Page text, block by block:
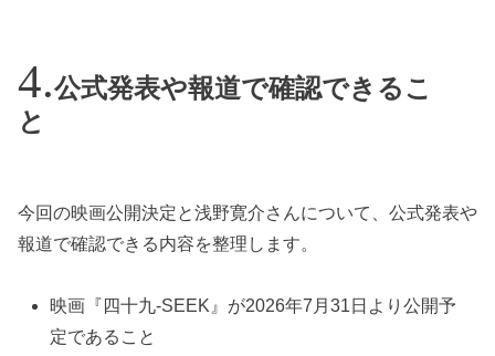
公式発表や報道で確認できるこ
と
今回の映画公開決定と浅野寛介さんについて、公式発表や
報道で確認できる内容を整理します。
映画『四十九-SEEK』が2026年7月31日より公開予
定であること